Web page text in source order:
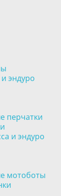
эндуро
перчатки
и эндуро
мотоботы